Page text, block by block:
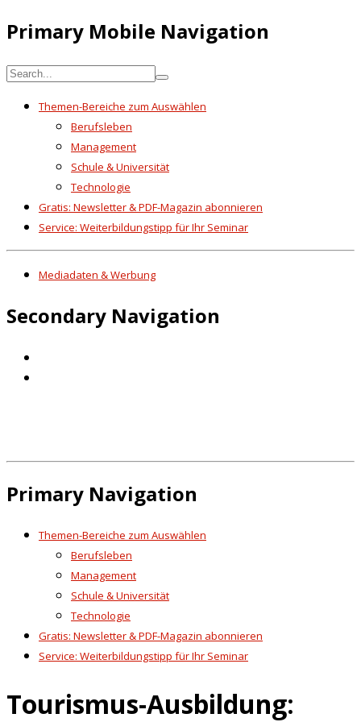
Primary Mobile Navigation
Themen-Bereiche zum Auswählen
Berufsleben
Management
Schule & Universität
Technologie
Gratis: Newsletter & PDF-Magazin abonnieren
Service: Weiterbildungstipp für Ihr Seminar
Mediadaten & Werbung
Secondary Navigation
Primary Navigation
Themen-Bereiche zum Auswählen
Berufsleben
Management
Schule & Universität
Technologie
Gratis: Newsletter & PDF-Magazin abonnieren
Service: Weiterbildungstipp für Ihr Seminar
Tourismus-Ausbildung: